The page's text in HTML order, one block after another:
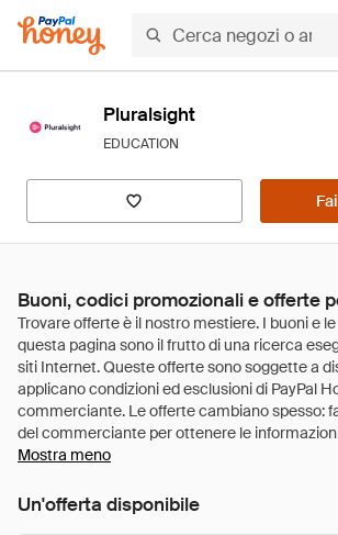
Pluralsight
EDUCATION
Buoni, codici promozionali e offerte
Mostra meno
Un'offerta disponibile